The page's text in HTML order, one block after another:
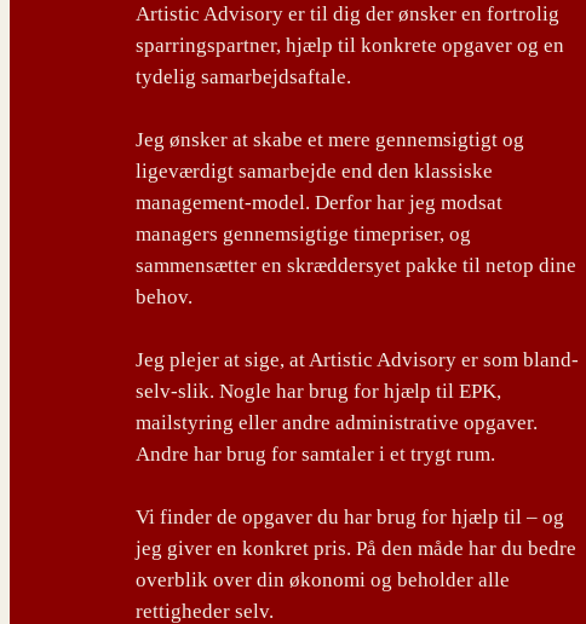
Artistic Advisory er til dig der ønsker en fortrolig
sparringspartner, hjælp til konkrete opgaver og en
tydelig samarbejdsaftale.
Jeg ønsker at skabe et mere gennemsigtigt og
ligeværdigt samarbejde end den klassiske
management-model. Derfor har jeg modsat
managers gennemsigtige timepriser, og
sammensætter en skræddersyet pakke til netop dine
behov.
Jeg plejer at sige, at Artistic Advisory er som bland-
selv-slik. Nogle har brug for hjælp til EPK,
mailstyring eller andre administrative opgaver.
Andre har brug for samtaler i et trygt rum.
Vi finder de opgaver du har brug for hjælp til – og
jeg giver en konkret pris. På den måde har du bedre
overblik over din økonomi og beholder alle
rettigheder selv.